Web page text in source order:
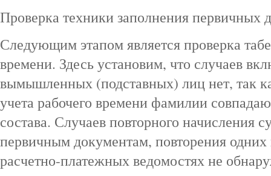
Проверка техники заполнения первичных
Следующим этапом является проверка
времени. Здесь установим, что случаев
вымышленных (подставных) лиц нет, так
учета рабочего времени фамилии
состава. Случаев повторного начисления
первичным документам, повторения
расчетно-платежных ведомостях не